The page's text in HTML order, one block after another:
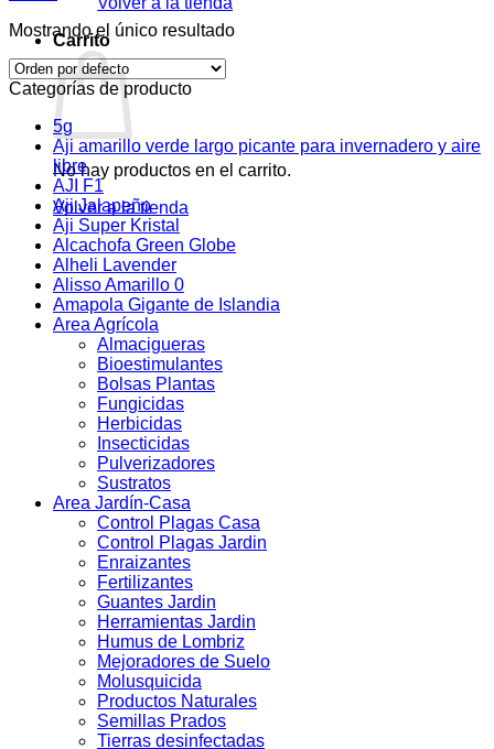
Carrito
No hay productos en el carrito.
Volver a la tienda
Mostrando el único resultado
Categorías de producto
5g
Aji amarillo verde largo picante para invernadero y aire
libre
AJI F1
Aji Jalapeño
Aji Super Kristal
Alcachofa Green Globe
Alheli Lavender
Alisso Amarillo 0
Amapola Gigante de Islandia
Area Agrícola
Almacigueras
Bioestimulantes
Bolsas Plantas
Fungicidas
Herbicidas
Insecticidas
Pulverizadores
Sustratos
Area Jardín-Casa
Control Plagas Casa
Control Plagas Jardin
Enraizantes
Fertilizantes
Guantes Jardin
Herramientas Jardin
Humus de Lombriz
Mejoradores de Suelo
Molusquicida
Productos Naturales
Semillas Prados
Tierras desinfectadas